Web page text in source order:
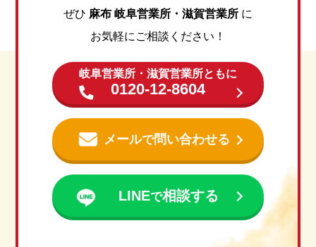
ぜひ 麻布 岐阜営業所・滋賀営業所 に
お気軽にご相談ください！
岐阜営業所・滋賀営業所ともに
0120-12-8604
メールで問い合わせる
LINEで相談する